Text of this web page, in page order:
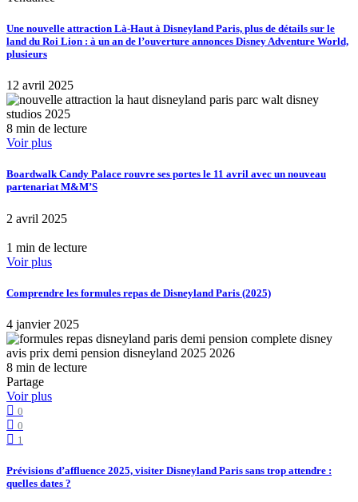
Une nouvelle attraction Là-Haut à Disneyland Paris, plus de détails sur le
land du Roi Lion : à un an de l’ouverture annonces Disney Adventure World,
plusieurs
12 avril 2025
8 min de lecture
Voir plus
Boardwalk Candy Palace rouvre ses portes le 11 avril avec un nouveau
partenariat M&M’S
2 avril 2025
1 min de lecture
Voir plus
Comprendre les formules repas de Disneyland Paris (2025)
4 janvier 2025
8 min de lecture
Partage
Voir plus
0
0
1
Prévisions d’affluence 2025, visiter Disneyland Paris sans trop attendre :
quelles dates ?